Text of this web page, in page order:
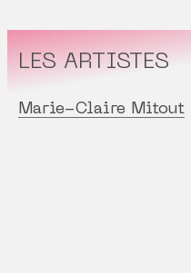
LES ARTISTES
Marie-Claire Mitout